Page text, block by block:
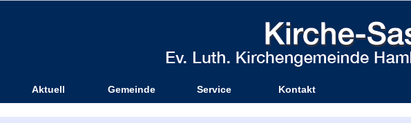
Aktuell Gemeinde Service Kontakt